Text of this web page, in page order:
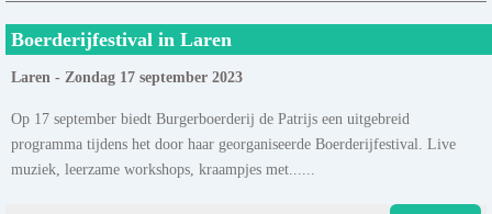
Boerderijfestival in Laren
Laren - Zondag 17 september 2023
Op 17 september biedt Burgerboerderij de Patrijs een uitgebreid
programma tijdens het door haar georganiseerde Boerderijfestival. Live
muziek, leerzame workshops, kraampjes met......